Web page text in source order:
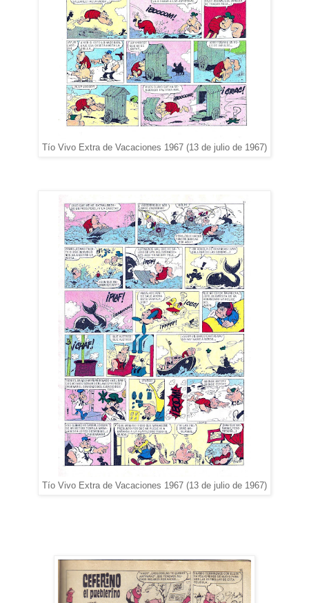
Tío Vivo Extra de Vacaciones 1967 (13 de julio de 1967)
Tío Vivo Extra de Vacaciones 1967 (13 de julio de 1967)